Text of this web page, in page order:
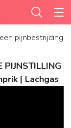
pijnbestrijding
PIJNSTILLING
| Lachgas